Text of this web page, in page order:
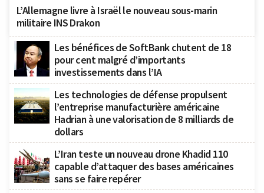
L’Allemagne livre à Israël le nouveau sous-marin
militaire INS Drakon
Les bénéfices de SoftBank chutent de 18
pour cent malgré d’importants
investissements dans l’IA
Les technologies de défense propulsent
l’entreprise manufacturière américaine
Hadrian à une valorisation de 8 milliards de
dollars
L’Iran teste un nouveau drone Khadid 110
capable d’attaquer des bases américaines
sans se faire repérer